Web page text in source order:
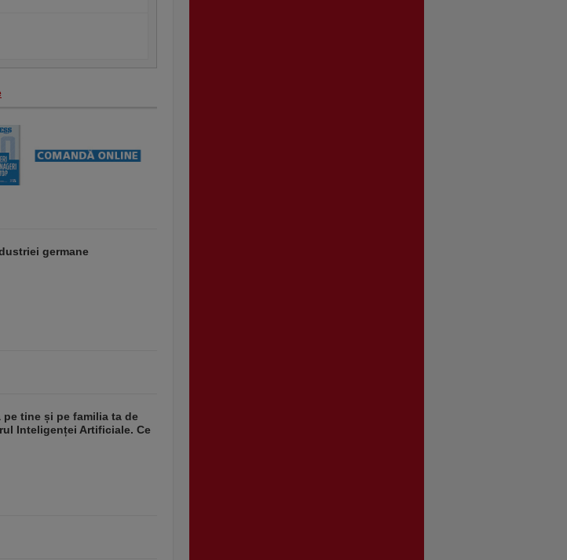
germane
pe tine și pe familia ta de
Inteligenței Artificiale. Ce